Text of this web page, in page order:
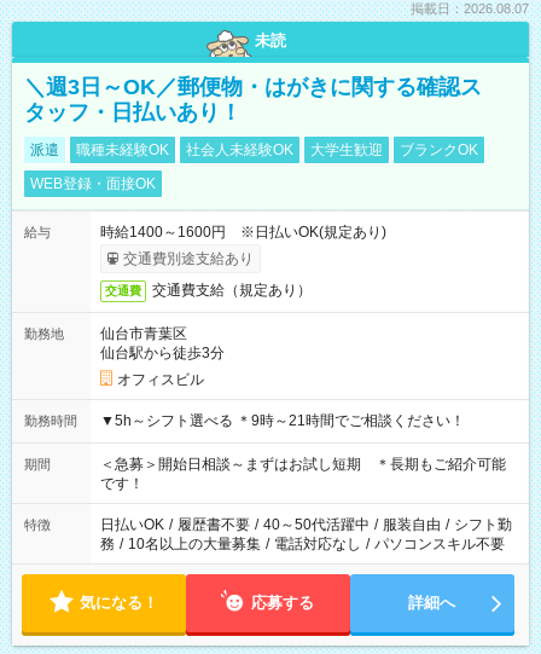
掲載日：2026.08.07
未読
＼週3日～OK／郵便物・はがきに関する確認ス
タッフ・日払いあり！
派遣 職種未経験OK 社会人未経験OK 大学生歓迎
ブランクOK
WEB登録・面接OK
給与
時給1400～1600円 ※日払いOK(規定あり)
交通費別途支給あり
交通費 交通費支給（規定あり）
勤務地
仙台市青葉区
仙台駅から徒歩3分
オフィスビル
勤務時間 ▼5h～シフト選べる ＊9時～21時間でご相談ください！
期間
＜急募＞開始日相談～まずはお試し短期 ＊長期もご紹介可能
です！
特徴 日払いOK / 履歴書不要 / 40～50代活躍中 / 服装自由 / シフト勤
務 / 10名以上の大量募集 / 電話対応なし / パソコンスキル不要
気になる！ 応募する 詳細へ